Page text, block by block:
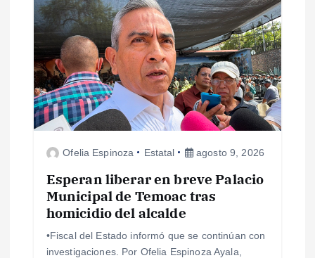
ó
n
d
e
Ofelia Espinoza Estatal agosto 9, 2026
Esperan liberar en breve Palacio
Municipal de Temoac tras
homicidio del alcalde
•Fiscal del Estado informó que se continúan con
investigaciones. Por Ofelia Espinoza Ayala,